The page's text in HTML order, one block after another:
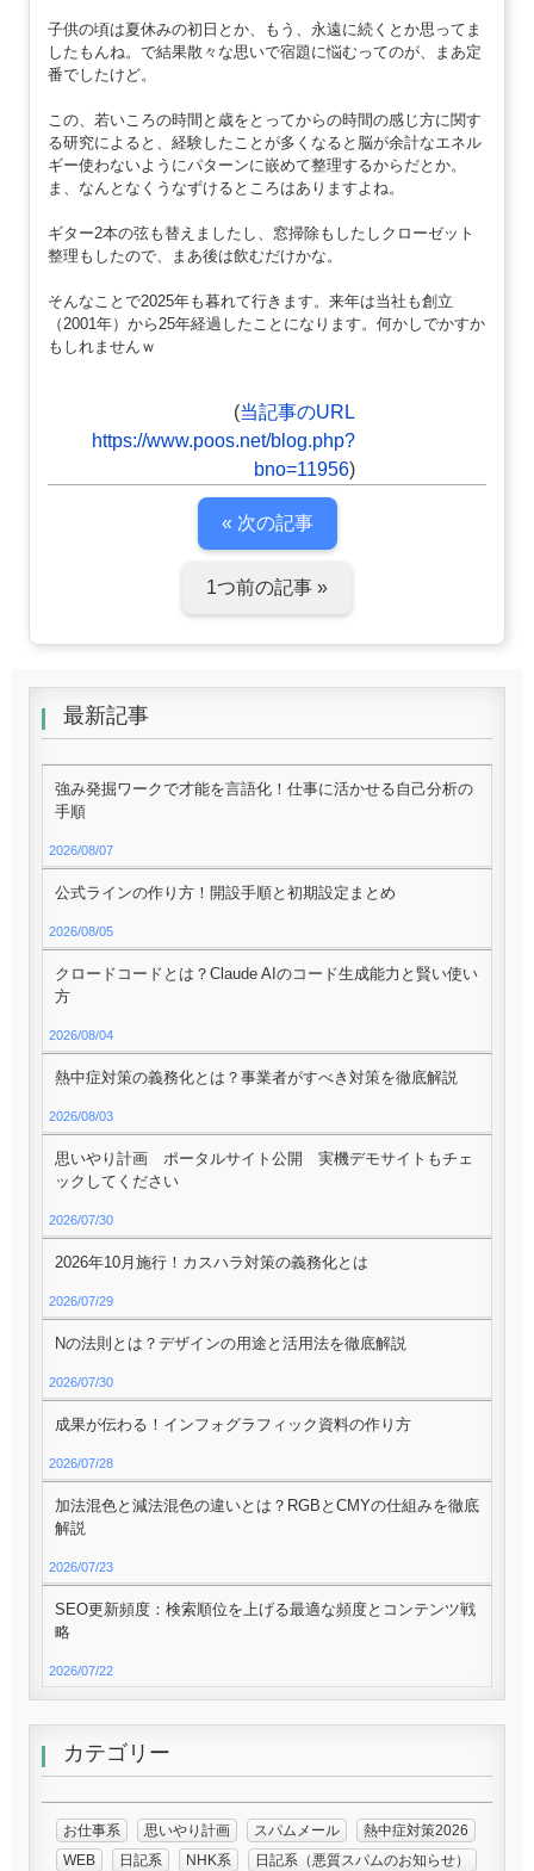
子供の頃は夏休みの初日とか、もう、永遠に続くとか思ってま
したもんね。で結果散々な思いで宿題に悩むってのが、まあ定
番でしたけど。
この、若いころの時間と歳をとってからの時間の感じ方に関す
る研究によると、経験したことが多くなると脳が余計なエネル
ギー使わないようにパターンに嵌めて整理するからだとか。
ま、なんとなくうなずけるところはありますよね。
ギター2本の弦も替えましたし、窓掃除もしたしクローゼット
整理もしたので、まあ後は飲むだけかな。
そんなことで2025年も暮れて行きます。来年は当社も創立
（2001年）から25年経過したことになります。何かしでかすか
もしれませんｗ
(当記事のURL
https://www.poos.net/blog.php?
bno=11956)
« 次の記事
1つ前の記事 »
最新記事
強み発掘ワークで才能を言語化！仕事に活かせる自己分析の
手順
2026/08/07
公式ラインの作り方！開設手順と初期設定まとめ
2026/08/05
クロードコードとは？Claude AIのコード生成能力と賢い使い
方
2026/08/04
熱中症対策の義務化とは？事業者がすべき対策を徹底解説
2026/08/03
思いやり計画 ポータルサイト公開 実機デモサイトもチェ
ックしてください
2026/07/30
2026年10月施行！カスハラ対策の義務化とは
2026/07/29
Nの法則とは？デザインの用途と活用法を徹底解説
2026/07/30
成果が伝わる！インフォグラフィック資料の作り方
2026/07/28
加法混色と減法混色の違いとは？RGBとCMYの仕組みを徹底
解説
2026/07/23
SEO更新頻度：検索順位を上げる最適な頻度とコンテンツ戦
略
2026/07/22
カテゴリー
お仕事系 思いやり計画 スパムメール
熱中症対策2026
WEB
日記系 NHK系
日記系（悪質スパムのお知らせ）